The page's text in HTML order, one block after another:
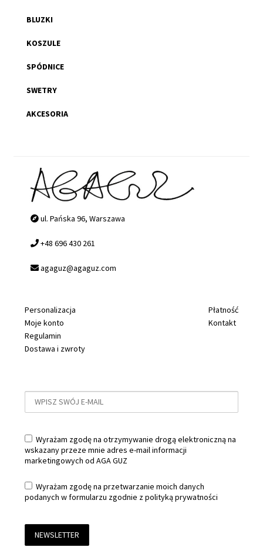
BLUZKI
KOSZULE
SPÓDNICE
SWETRY
AKCESORIA
ul. Pańska 96, Warszawa
+48 696 430 261
agaguz@agaguz.com
Personalizacja
Moje konto
Regulamin
Dostawa i zwroty
Płatność
Kontakt
Wyrażam zgodę na otrzymywanie drogą elektroniczną na
wskazany przeze mnie adres e-mail informacji
marketingowych od AGA GUZ
Wyrażam zgodę na przetwarzanie moich danych
podanych w formularzu zgodnie zpolityką prywatności